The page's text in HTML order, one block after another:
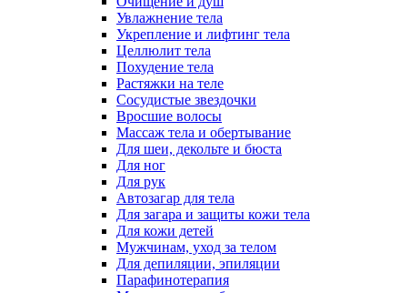
Увлажнение тела
Укрепление и лифтинг тела
Целлюлит тела
Похудение тела
Растяжки на теле
Сосудистые звездочки
Вросшие волосы
Массаж тела и обертывание
Для шеи, декольте и бюста
Для ног
Для рук
Автозагар для тела
Для загара и защиты кожи тела
Для кожи детей
Мужчинам, уход за телом
Для депиляции, эпиляции
Парафинотерапия